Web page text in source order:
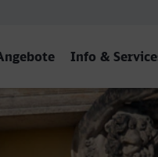
Info &
- Potsdam